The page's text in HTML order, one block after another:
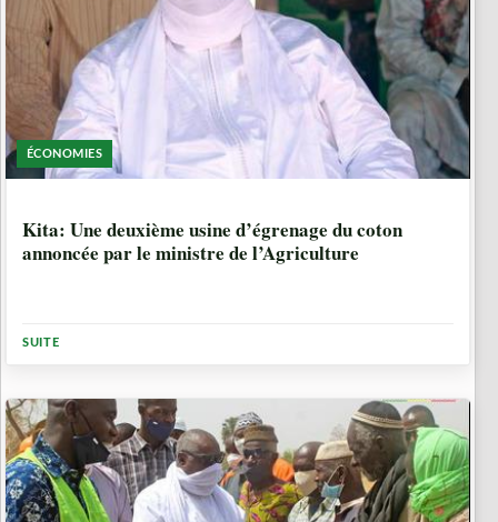
ÉCONOMIES
Kita: Une deuxième usine d’égrenage du coton
annoncée par le ministre de l’Agriculture
SUITE